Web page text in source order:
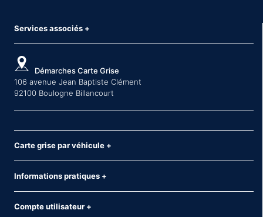
Services associés +
Démarches Carte Grise
106 avenue Jean Baptiste Clément
92100 Boulogne Billancourt
Carte grise par véhicule +
Informations pratiques +
Compte utilisateur +